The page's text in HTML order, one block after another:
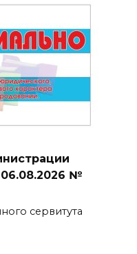
06.08.2026 №
сервитута